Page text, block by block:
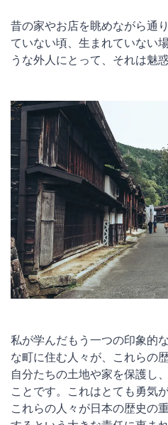
昔の家やお店を眺めながら通
ていない頃、生まれていない
うな外人にとって、それは魅
私が学んだもう一つの印象的
な町に住む人々が、これらの
自分たちの土地や家を保護し
ことです。これはとても勇気
これらの人々が日本の歴史の